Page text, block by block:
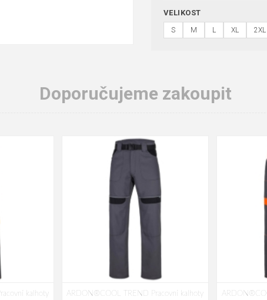
VELIKOST
S M L XL 2XL
Doporučujeme zakoupit
kalhoty
ARDON®COOL TREND Pracovní kalhoty